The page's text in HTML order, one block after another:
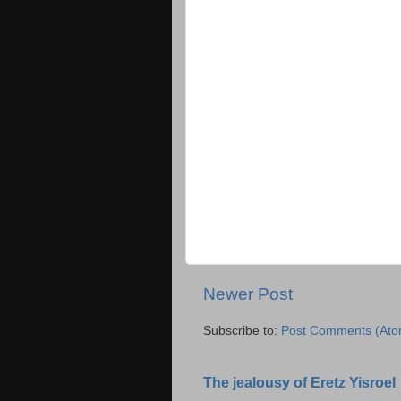
Newer Post
Subscribe to: Post Comments
The jealousy of Eretz Yisroel